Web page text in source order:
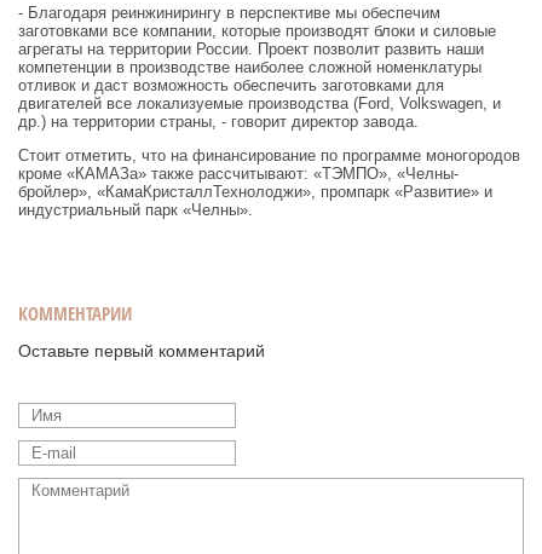
- Благодаря реинжинирингу в перспективе мы обеспечим
заготовками все компании, которые производят блоки и силовые
агрегаты на территории России. Проект позволит развить наши
компетенции в производстве наиболее сложной номенклатуры
отливок и даст возможность обеспечить заготовками для
двигателей все локализуемые производства (Ford, Volkswagen, и
др.) на территории страны, - говорит директор завода.
Стоит отметить, что на финансирование по программе моногородов
кроме «КАМАЗа» также рассчитывают: «ТЭМПО», «Челны-
бройлер», «КамаКристаллТехнолоджи», промпарк «Развитие» и
индустриальный парк «Челны».
КОММЕНТАРИИ
Оставьте первый комментарий